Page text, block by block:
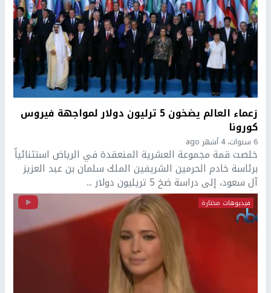
زعماء العالم يضخون 5 ترليون دولار لمواجهة فيروس
كورونا
6 سنوات، 4 أشهر ago
خلصت قمة مجموعة العشرية المنعقدة في الرياض استثنائياً
برئاسة خادم الحرمين الشريفين الملك سلمان بن عبد العزيز
آل سعود، إلى دراسة ضخ 5 تريليون دولار ...
فيديوهات مختارة